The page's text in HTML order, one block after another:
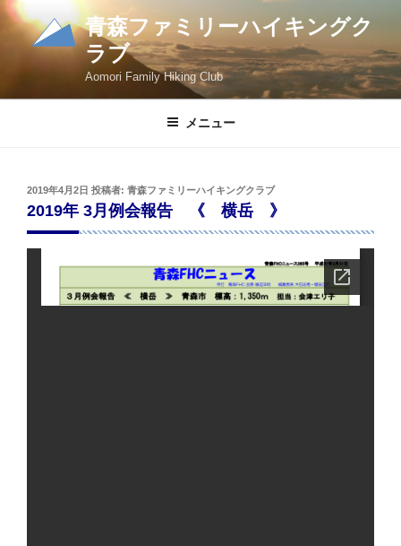
コ
ツ
青森ファミリーハイキングク
ラブ
Aomori Family Hiking Club
メニュー
投
稿
2019年4月2日 投稿者: 青森ファミリーハイキングクラブ
2019年 3月例会報告 《 横岳 》